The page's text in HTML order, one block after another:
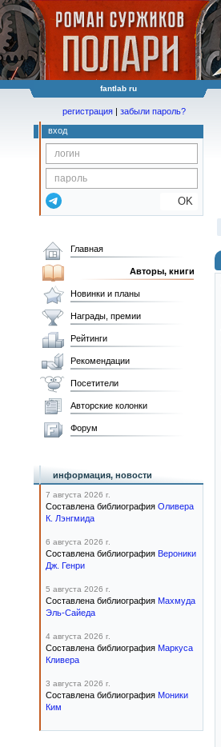
fantlab ru
регистрация | забыли пароль?
вход
OK
Главная
Авторы, книги
Новинки и планы
Награды, премии
Рейтинги
Рекомендации
Посетители
Авторские колонки
Форум
информация, новости
7 августа 2026 г.
Составлена библиография Оливера
К. Лэнгмида
6 августа 2026 г.
Составлена библиография Вероники
Дж. Генри
5 августа 2026 г.
Составлена библиография Махмуда
Эль-Сайеда
4 августа 2026 г.
Составлена библиография Маркуса
Кливера
3 августа 2026 г.
Составлена библиография Моники
Ким